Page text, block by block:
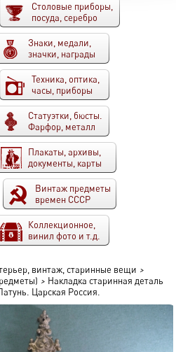
Столовые приборы,
посуда, серебро
Знаки, медали,
значки, награды
Техника, оптика,
часы, приборы
Статуэтки, бюсты.
Фарфор, металл
Плакаты, архивы,
документы, карты
Винтаж предметы
времен СССР
Коллекционное,
винил фото и т.д.
винтаж, старинные вещи >
> Накладка старинная деталь
Царская Россия.